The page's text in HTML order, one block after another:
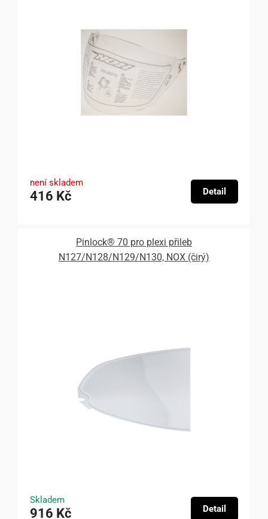
není skladem
416 Kč Detail
Pinlock® 70 pro plexi přileb
N127/N128/N129/N130, NOX (čirý)
Skladem
916 Kč Detail